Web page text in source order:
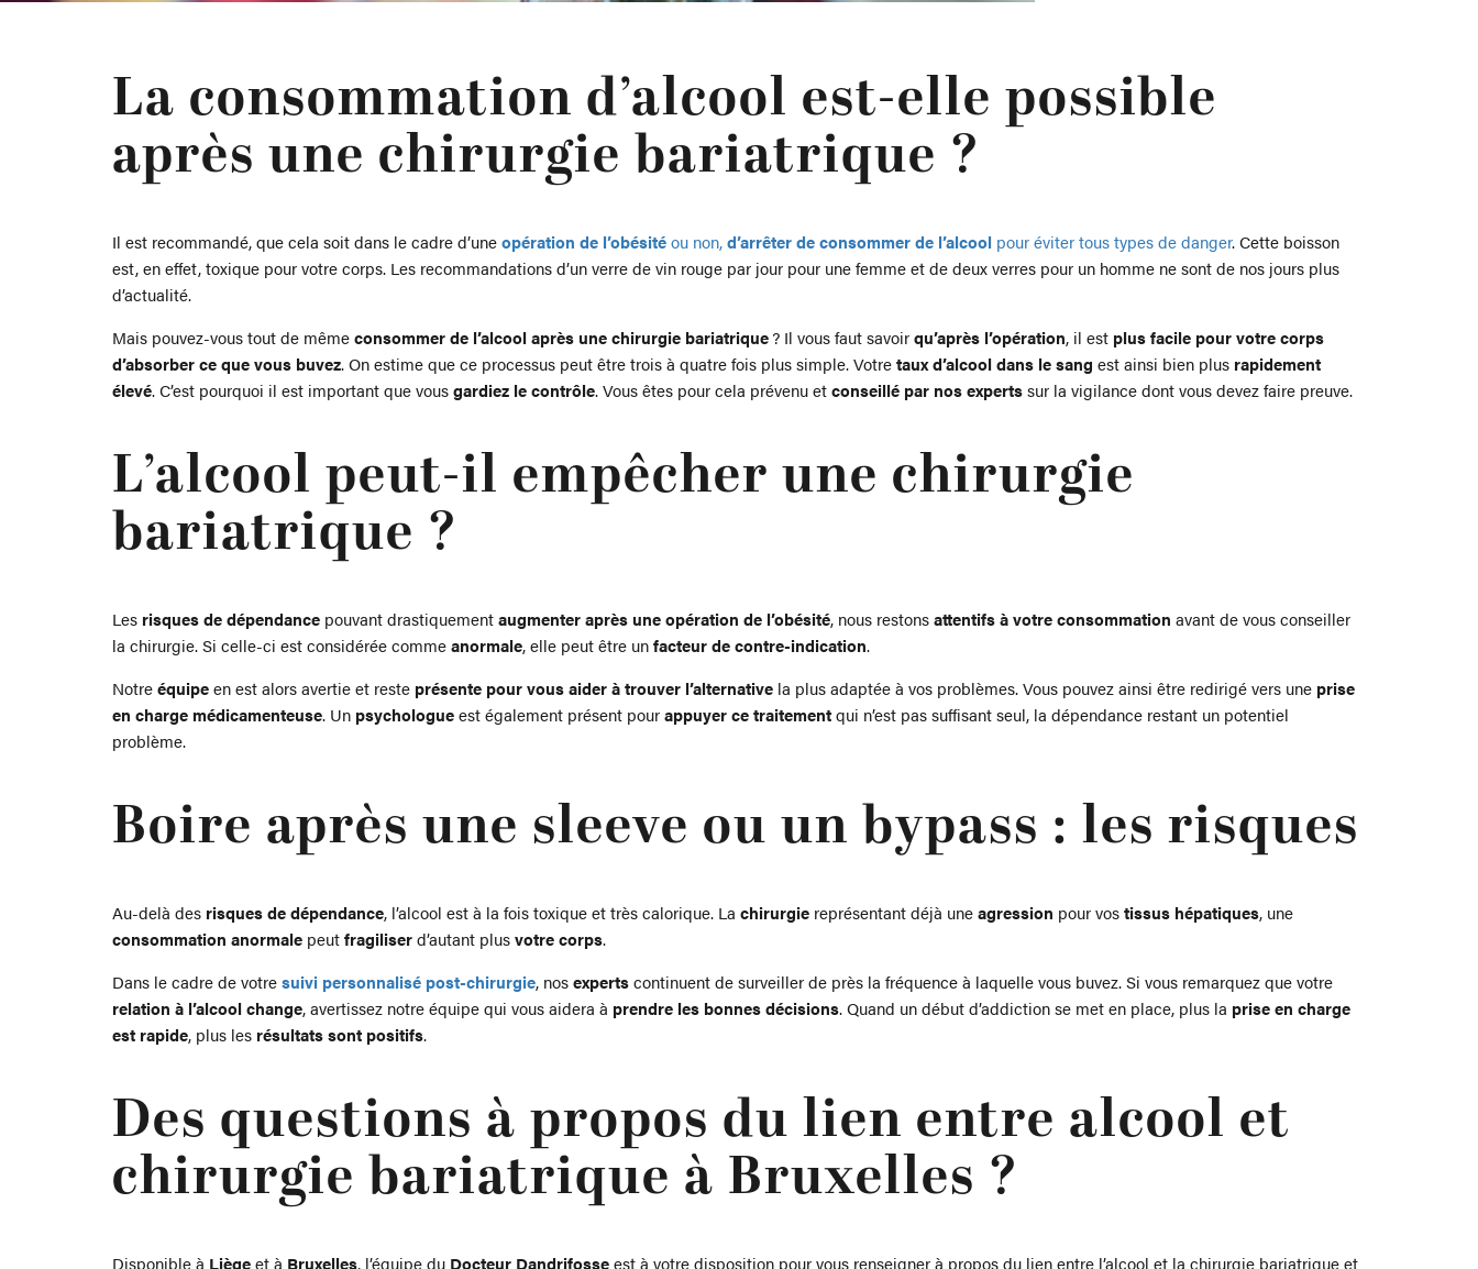
La consommation d’alcool est-elle possible
après une chirurgie bariatrique ?
Il est recommandé, que cela soit dans le cadre d’uneopération de l’obésitéou non,d’arrêter de consommer de l’alcool pour éviter tous types de danger. Cette boisson
est, en effet, toxique pour votre corps. Les recommandations d’un verre de vin rouge par jour pour une femme et de deux verres pour un homme ne sont de nos jours plus
d’actualité.
Mais pouvez-vous tout de mêmeconsommer de l’alcool après une chirurgie bariatrique? Il vous faut savoirqu’après l’opération, il est plus facile pour votre corps
d’absorberce que vous buvez. On estime que ce processus peut être trois à quatre fois plus simple. Votretaux d’alcool dans le sang est ainsi bien plus rapidement
élevé. C’est pourquoi il est important que vousgardiez le contrôle. Vous êtes pour cela prévenu etconseillé par nos expertssur la vigilance dont vous devez faire preuve.
L’alcool peut-il empêcher une chirurgie
bariatrique ?
Les risques de dépendance pouvant drastiquementaugmenter après une opération de l’obésité, nous restonsattentifs à votre consommation avant de vous conseiller
la chirurgie. Si celle-ci est considérée commeanormale, elle peut être unfacteur de contre-indication.
Notreéquipeen est alors avertie et reste présente pour vous aider à trouver l’alternative la plus adaptée à vos problèmes. Vous pouvez ainsi être redirigé vers une prise
en charge médicamenteuse. Un psychologueest également présent pourappuyer ce traitementqui n’est pas suffisant seul, la dépendance restant un potentiel
problème.
Boire après une sleeve ou un bypass : les risques
Au-delà des risques de dépendance, l’alcool est à la fois toxique et très calorique. La chirurgie représentant déjà uneagression pour vostissus hépatiques, une
consommation anormale peutfragiliserd’autant plusvotre corps.
Dans le cadre de votresuivi personnalisé post-chirurgie, nosexpertscontinuent de surveiller de près la fréquence à laquelle vous buvez. Si vous remarquez que votre
relation à l’alcool change, avertissez notre équipe qui vous aidera à prendre les bonnes décisions. Quand un début d’addiction se met en place, plus la prise en charge
est rapide, plus les résultats sont positifs.
Des questions à propos du lien entre alcool et
chirurgie bariatrique à Bruxelles ?
Disponible à Liègeet à Bruxelles, l’équipe du Docteur Dandrifosseest à votre disposition pour vous renseigner à propos du lien entre l’alcool et la chirurgie bariatrique et